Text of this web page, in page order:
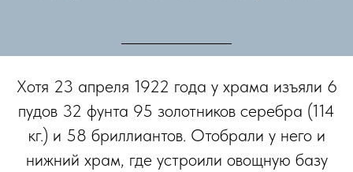
Хотя 23 апреля 1922 года у храма изъяли 6
пудов 32 фунта 95 золотников серебра (114
кг.) и 58 бриллиантов. Отобрали у него и
нижний храм, где устроили овощную базу